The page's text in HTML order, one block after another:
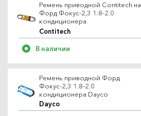
Ремень приводной Contitech на
Форд Фокус-2,3 1.8-2.0
кондиционера
Contitech
В наличии
Ремень приводной Форд
Фокус-2,3 1.8-2.0
кондиционера Dayco
Dayco